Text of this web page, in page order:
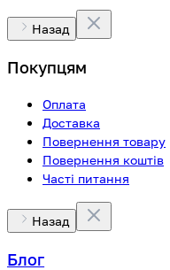
Назад
Покупцям
Оплата
Доставка
Повернення товару
Повернення коштів
Часті питання
Назад
Блог